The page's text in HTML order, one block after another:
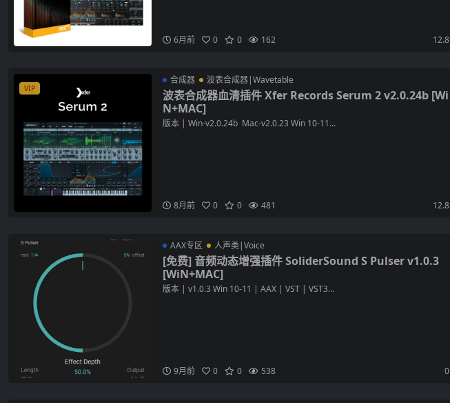
6月前 0 0 162 12.8
VIP
合成器 波表合成器|Wavetable
波表合成器血清插件 Xfer Records Serum 2 v2.0.24b [Wi
N+MAC]
版本 | Win-v2.0.24b Mac-v2.0.23 Win 10-11...
8月前 0 0 481 12.8
AAX专区 人声类|Voice
[免费] 音频动态增强插件 SoliderSound S Pulser v1.0.3
[WiN+MAC]
版本 | v1.0.3 Win 10-11 | AAX | VST | VST3...
9月前 0 0 538 0